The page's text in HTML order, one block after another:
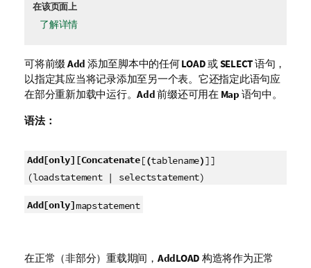
在该页面上
了解详情
可将前缀 Add 添加至脚本中的任何LOAD或SELECT语句，
以指定其应当将记录添加至另一个表。它还指定此语句应
在部分重新加载中运行。Add前缀还可用在 Map 语句中。
语法：
Add[only] [Concatenate[(tablename)]]
(loadstatement | selectstatement)
Add[only]mapstatement
在正常（非部分）重载期间， AddLOAD 构造将作为正常